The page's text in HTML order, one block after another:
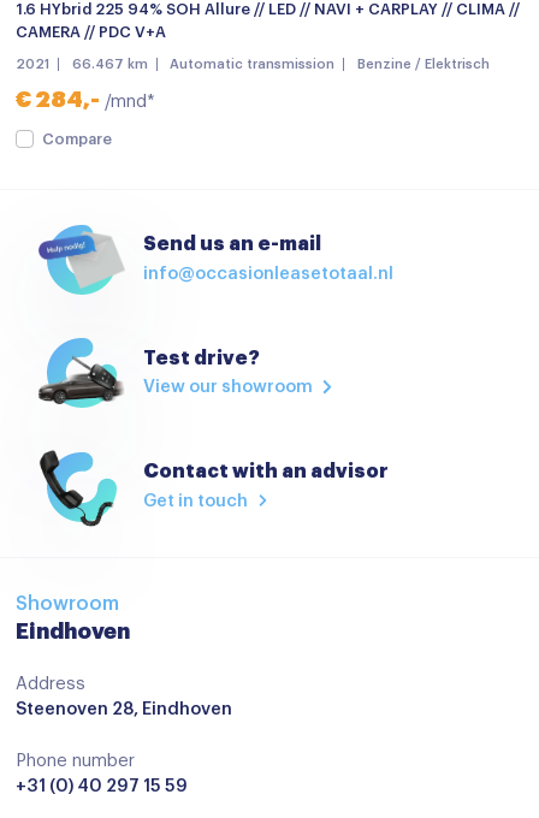
Airbag(s) hoofd voor
Airbag(s) side voor
Airbag bestuurder
Anti Blokkeer Systeem
Anti doorSlip Regeling
Bandenspanningscontrolesysteem
bots waarschuwing systeem
Brake Assist System
Elektronisch Stabiliteits Programma
Rijstrooksensor
Vermoeidheids herkenning
andere dakkleur
Apple Carplay/Android Auto
1.6 HYbrid 225 94% SOH Allure // LED // NAVI + CARPLAY // CLIMA //
CAMERA // PDC V+A
2021 66.467 km Automatic transmission Benzine / Elektrisch
€ 284,- /mnd*
Compare
Send us an e-mail
info@occasionleasetotaal.nl
Test drive?
View our showroom
Contact with an advisor
Get in touch
Showroom
Eindhoven
Address
Steenoven 28, Eindhoven
Phone number
+31 (0) 40 297 15 59